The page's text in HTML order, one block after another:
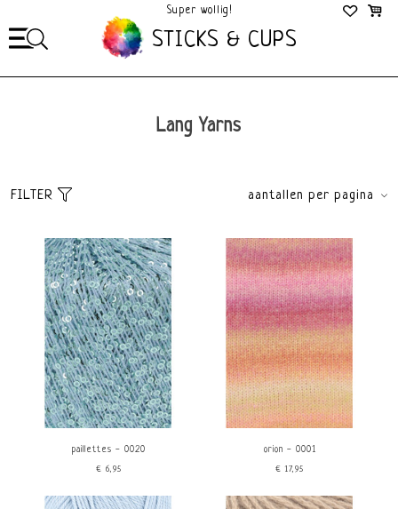
Super wollig!
Mega Gezellig!
STICKS & CUPS
Lang Yarns
FILTER
aantallen per pagina
Meest bekeken
Nieuwste producten
Laagste prijs
Hoogste prijs
Alle merken
Lang Yarns
Dikte
Lace
Fingering 2,5-3,5mm
Sport 3-4mm
DK 4-4,5mm
Worsted 4,5-5,5mm
Bulky 6-8mm
Materiaal
Merino
Wol
Alpaca
Kasjmier
Zijde
Mohair
paillettes - 0020
€6,95
orion - 0001
€17,95